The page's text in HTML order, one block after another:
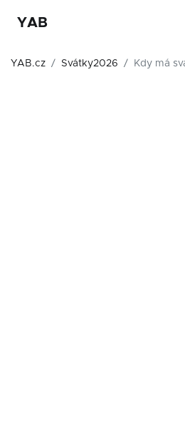
YAB
YAB.cz Svátky2026 Kdy má